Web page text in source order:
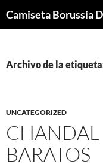
Camiseta Borussia
Archivo de la
UNCATEGORIZED
CHANDAL
BARATOS